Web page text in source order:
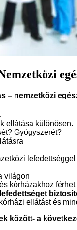
– nemzetközi
ellátása különösen.
Gyógyszerét?
lefedettséggel
világon
kórházakhoz férhet
ellátást és
között- a